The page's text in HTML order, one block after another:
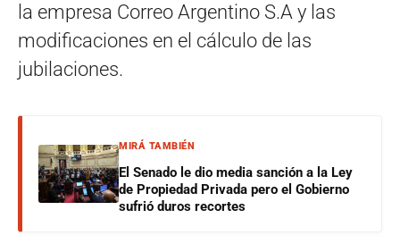
la empresa Correo Argentino S.A y las
modificaciones en el cálculo de las
jubilaciones.
MIRÁ TAMBIÉN
El Senado le dio media sanción a la Ley
de Propiedad Privada pero el Gobierno
sufrió duros recortes